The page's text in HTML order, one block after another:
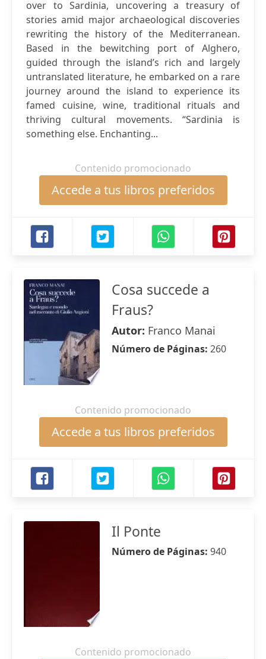
over to Sardinia, uncovering a treasury of
stories amid major archaeological discoveries
rewriting the history of the Mediterranean.
Based in the bewitching port of Alghero,
guided through the island’s rich and largely
untranslated literature, he embarked on a rare
journey around the island to experience its
famed cuisine, wine, traditional rituals and
thriving cultural movements. “Sardinia is
something else. Enchanting...
Contenido promocionado
Accede a tus libros preferidos
Cosa succede a
Fraus?
Autor: Franco Manai
Número de Páginas: 260
Contenido promocionado
Accede a tus libros preferidos
Il Ponte
Número de Páginas: 940
Contenido promocionado